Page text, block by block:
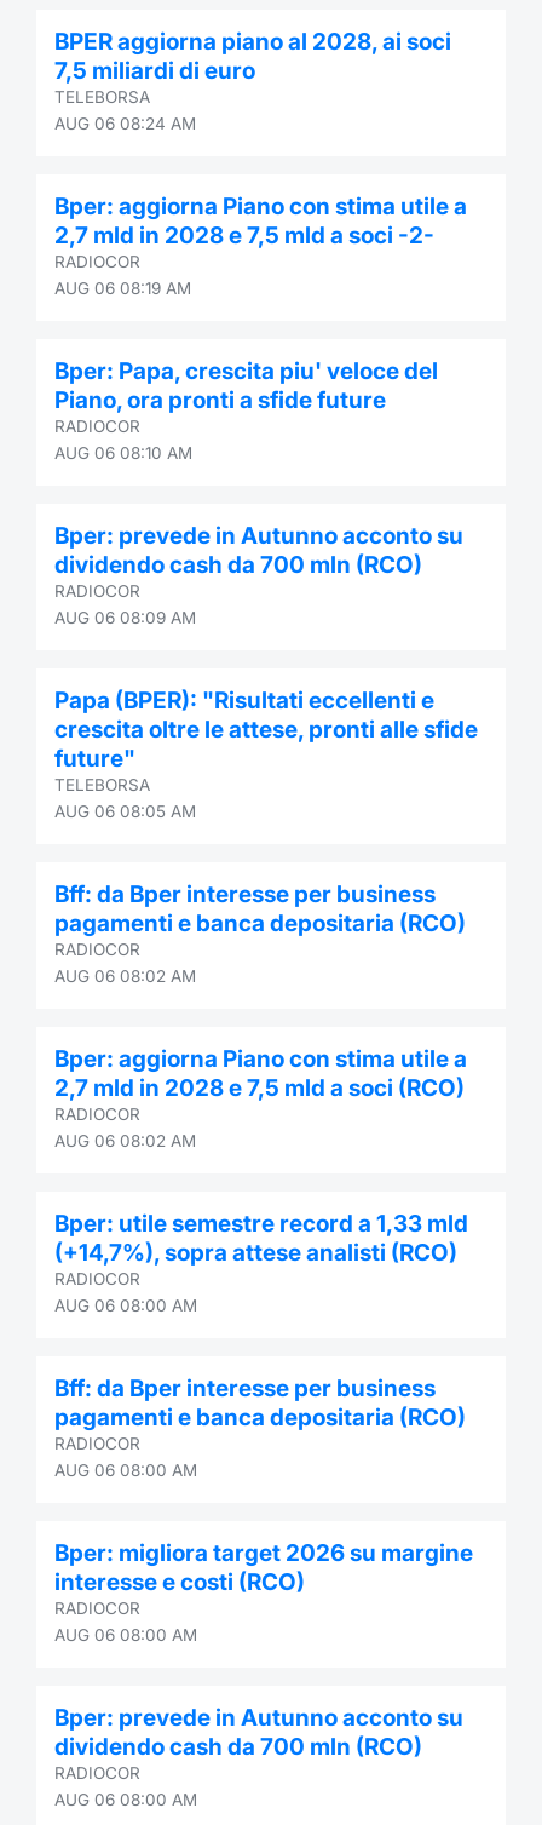
BPER aggiorna piano al 2028, ai soci
7,5 miliardi di euro
TELEBORSA
AUG 06 08:24 AM
Bper: aggiorna Piano con stima utile a
2,7 mld in 2028 e 7,5 mld a soci -2-
RADIOCOR
AUG 06 08:19 AM
Bper: Papa, crescita piu' veloce del
Piano, ora pronti a sfide future
RADIOCOR
AUG 06 08:10 AM
Bper: prevede in Autunno acconto su
dividendo cash da 700 mln (RCO)
RADIOCOR
AUG 06 08:09 AM
Papa (BPER): "Risultati eccellenti e
crescita oltre le attese, pronti alle sfide
future"
TELEBORSA
AUG 06 08:05 AM
Bff: da Bper interesse per business
pagamenti e banca depositaria (RCO)
RADIOCOR
AUG 06 08:02 AM
Bper: aggiorna Piano con stima utile a
2,7 mld in 2028 e 7,5 mld a soci (RCO)
RADIOCOR
AUG 06 08:02 AM
Bper: utile semestre record a 1,33 mld
(+14,7%), sopra attese analisti (RCO)
RADIOCOR
AUG 06 08:00 AM
Bff: da Bper interesse per business
pagamenti e banca depositaria (RCO)
RADIOCOR
AUG 06 08:00 AM
Bper: migliora target 2026 su margine
interesse e costi (RCO)
RADIOCOR
AUG 06 08:00 AM
Bper: prevede in Autunno acconto su
dividendo cash da 700 mln (RCO)
RADIOCOR
AUG 06 08:00 AM